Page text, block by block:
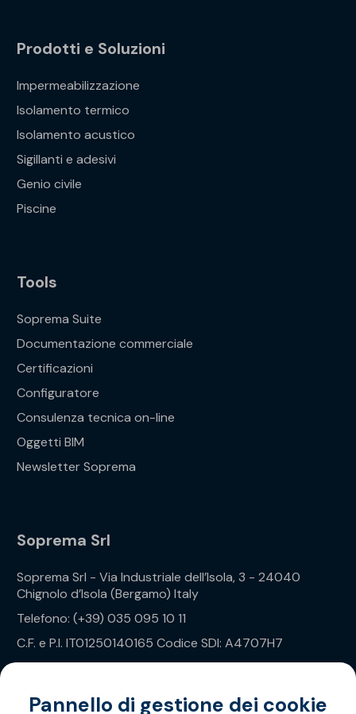
Prodotti e Soluzioni
Impermeabilizzazione
Isolamento termico
Isolamento acustico
Sigillanti e adesivi
Genio civile
Piscine
Tools
Soprema Suite
Documentazione commerciale
Certificazioni
Configuratore
Consulenza tecnica on-line
Oggetti BIM
Newsletter Soprema
Soprema Srl
Soprema Srl - Via Industriale dell’Isola, 3 - 24040
Chignolo d’Isola (Bergamo) Italy
Telefono: (+39) 035 095 10 11
C.F. e P.I. IT01250140165 Codice SDI: A4707H7
Privacy Policy
Pannello di gestione dei cookie